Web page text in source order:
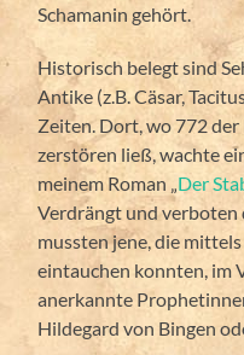
Schamanin gehört.
Historisch belegt sind
Antike (z.B. Cäsar,
Zeiten. Dort, wo 772
zerstören ließ, wachte
meinem Roman „Der
Verdrängt und
mussten jene, die
eintauchen konnten, im
anerkannte
Hildegard von Bingen